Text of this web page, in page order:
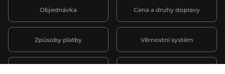
Objednávka Cena a druhy dopravy
Způsoby platby Věrnostní systém